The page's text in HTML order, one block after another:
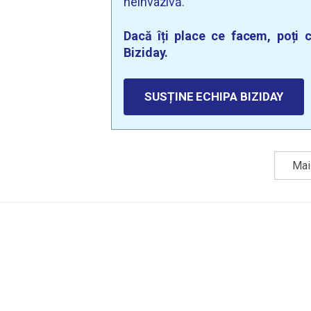
Dacă îți place ce facem, poți
Biziday.
SUSȚINE ECHIPA BIZIDAY